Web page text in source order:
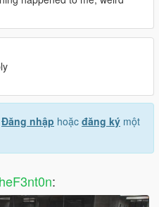
Đăng nhập hoặc đăng ký một
: